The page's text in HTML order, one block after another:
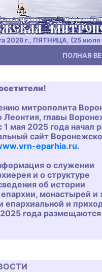
2026 г., ПЯТНИЦА, (25 июля
ПОЛНАЯ
митрополита
Леонтия, главы
мая 2025 года начал
сайт
eparhia.ru.
о служении
и о структуре
об истории
монастырей и
епархиальной и
года размещаются